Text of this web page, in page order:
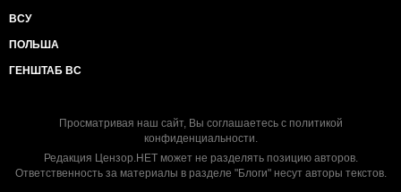
ВСУ
ПОЛЬША
ГЕНШТАБ ВС
Просматривая наш сайт, Вы соглашаетесь с политикой
конфиденциальности.
Редакция Цензор.НЕТ может не разделять позицию авторов.
Ответственность за материалы в разделе "Блоги" несут авторы текстов.